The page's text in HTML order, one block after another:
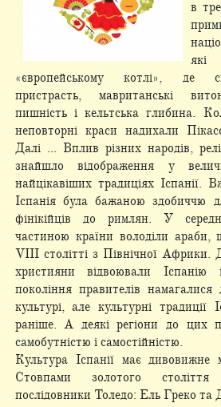
в
які
«європейському котлі», де
пристрасть, мавританські
пишність і кельтська глибина.
неповторні краси надихали
Далі ... Вплив різних народів,
знайшло відображення у
найцікавіших традиціях Іспанії.
Іспанія була бажаною здобиччю
фінікійців до римлян. У
частиною країни володіли
VIII столітті з Північної Африки.
християни відвоювали
покоління правителів намагалися
культурі, але культурні традиції
раніше. А деякі регіони до цих
самобутністю і самостійністю.
Культура Іспанії має дивовижне
Стовпами золотого
послідовники Толедо: Ель Греко та